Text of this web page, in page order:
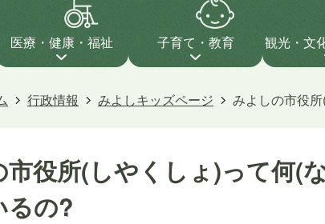
医療・健康・福祉 子育て・教育 観光・文
行政情報 みよしキッズページ みよしの市役
役所(しやくしょ)って何(
るの?